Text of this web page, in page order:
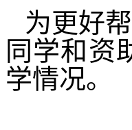
为更好
同学和资
学情况。